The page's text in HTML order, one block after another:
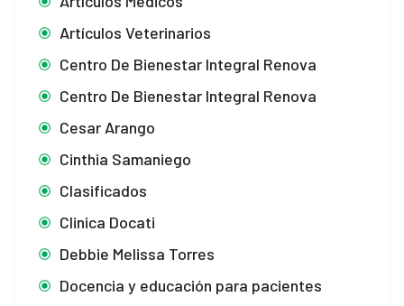
Artículos Veterinarios
Centro De Bienestar Integral Renova
Centro De Bienestar Integral Renova
Cesar Arango
Cinthia Samaniego
Clasificados
Clinica Docati
Debbie Melissa Torres
Docencia y educación para pacientes